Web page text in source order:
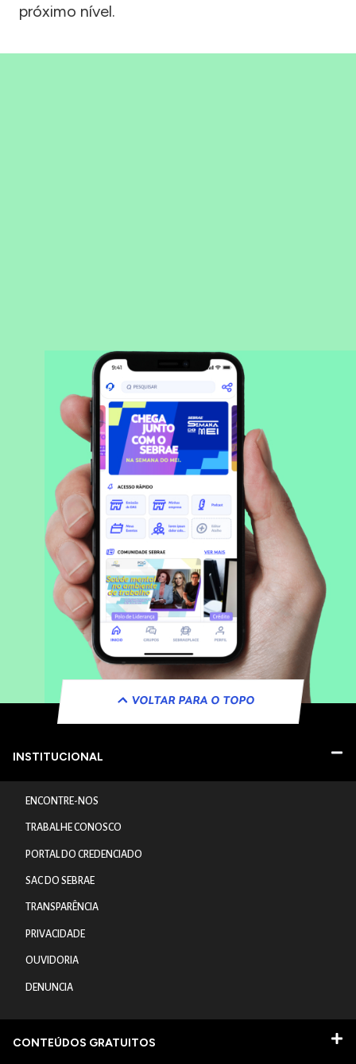
próximo nível.
VOLTAR PARA O TOPO
INSTITUCIONAL
ENCONTRE-NOS
TRABALHE CONOSCO
PORTAL DO CREDENCIADO
SAC DO SEBRAE
TRANSPARÊNCIA
PRIVACIDADE
OUVIDORIA
DENUNCIA
CONTEÚDOS GRATUITOS